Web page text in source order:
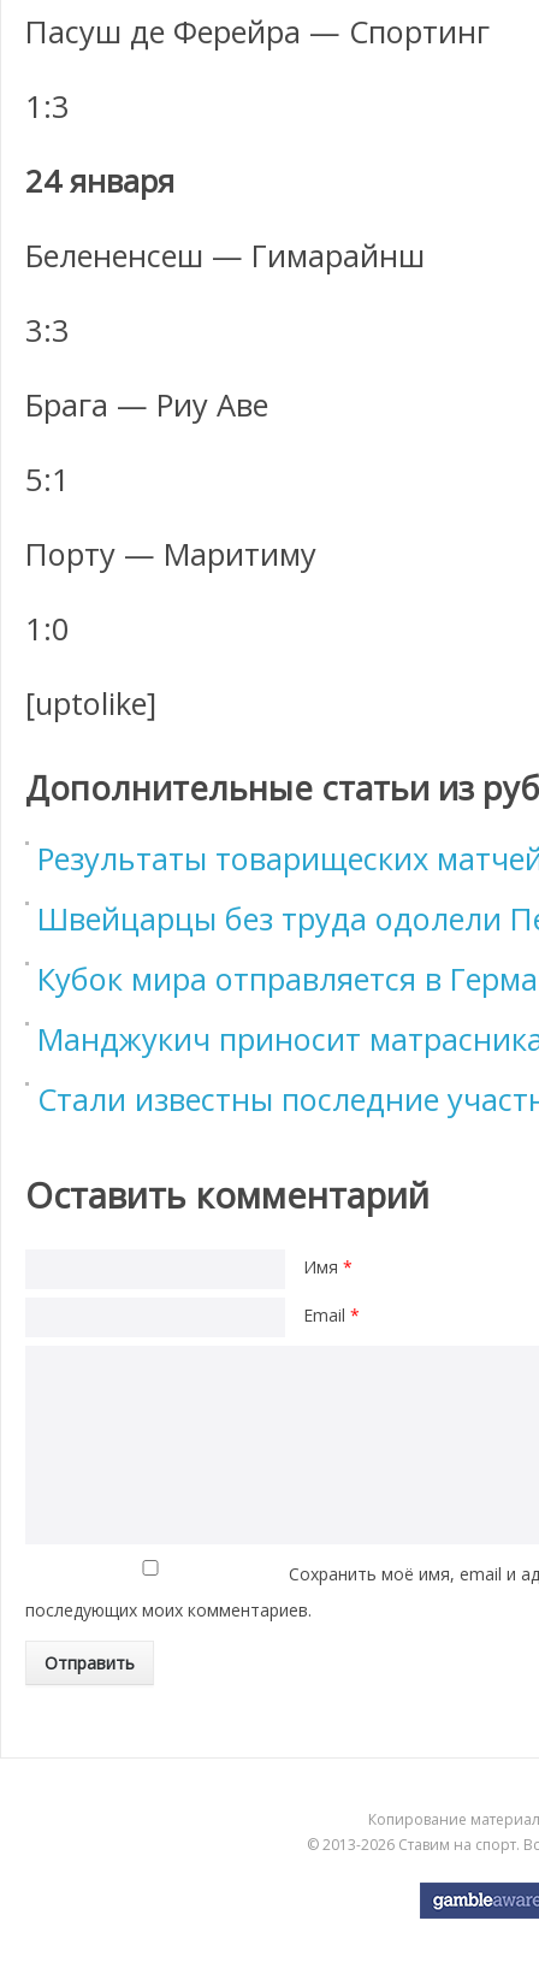
Пасуш де Ферейра — Спортинг
1:3
24 января
Белененсеш — Гимарайнш
3:3
Брага — Риу Аве
5:1
Порту — Маритиму
1:0
[uptolike]
Дополнительные статьи из
Результаты товарищеских
Швейцарцы без труда одолели
Кубок мира отправляется в
Манджукич приносит
Стали известны последние
Оставить комментарий
Имя *
Email *
Сохранить моё имя, email и
последующих моих комментариев.
Копирование
© 2013-2026 Ставим на спорт.